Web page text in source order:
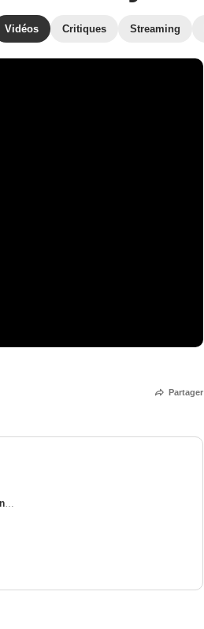
Vidéos Critiques Streaming
Partager
,Jon Michael Hill